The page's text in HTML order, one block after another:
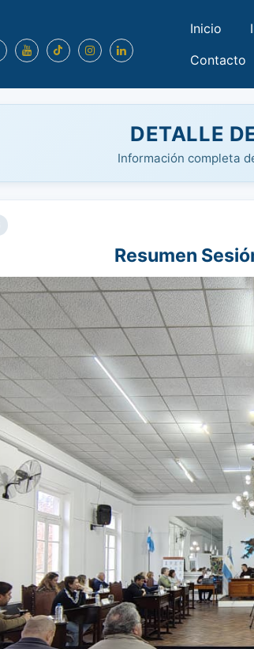
Inicio
Contacto
DETALLE
Información completa
Resumen